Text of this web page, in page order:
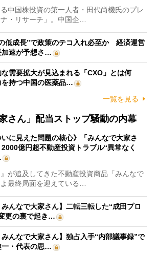
中国株投資の第一人者・田代尚機氏のプレ
・リサーチ」。中国企…
低成長”で政策のテコ入れ必至か 経済運営
加速が予想さ…
需要拡大が見込まれる「CXO」とは何
持つ中国の医薬品…
一覧を見る
さん」配当ストップ騒動の内幕
いに見えた問題の核心》「みんなで大家さ
2000億円超不動産投資トラブル“異常なく
が追及してきた不動産投資商品「みんなで
最終局面を迎えている…
みんなで大家さん】二転三転した“成田プロ
更の裏で起き…
みんなで大家さん】独占入手“内部議事録”で
一・代表の思…